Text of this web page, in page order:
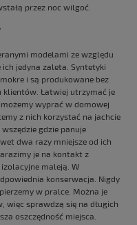
przez noc wilgoć.
modelami ze względu
jedyna zaleta. Syntetyki
i są produkowane bez
klientów. Łatwiej utrzymać je
wyprać w domowej
z nich korzystać na jachcie
gdzie panuje
dwa razy mniejsze od ich
je na kontakt z
maleją. W
konserwacja. Nigdy
w pralce. Można je
więc sprawdzą się na długich
oszczędność miejsca.